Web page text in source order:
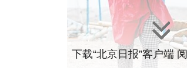
下载“北京日报”客户端